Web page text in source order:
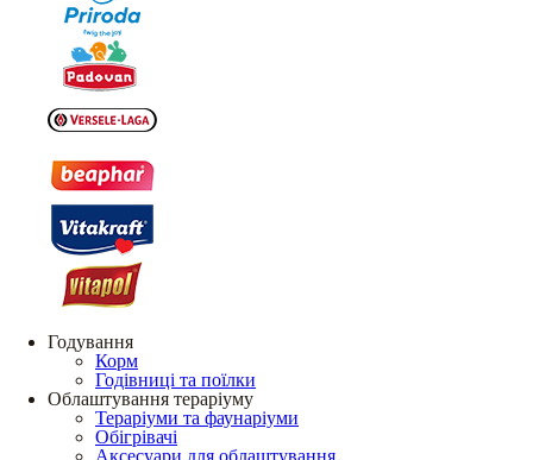
Годування
Корм
Годівниці та поїлки
Облаштування тераріуму
Тераріуми та фаунаріуми
Обігрівачі
Аксесуари для облаштування